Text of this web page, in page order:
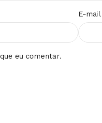
E-mail
eu comentar.